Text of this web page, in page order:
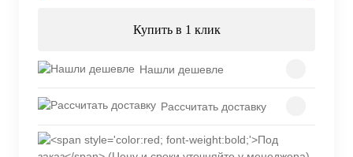
Купить в 1 клик
Нашли дешевле
Рассчитать доставку